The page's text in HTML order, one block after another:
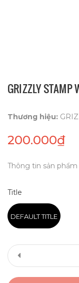
GRIZZLY STAMP
Thương hiệu:
200.000₫
Thông tin sản
Title
DEFAULT TITLE